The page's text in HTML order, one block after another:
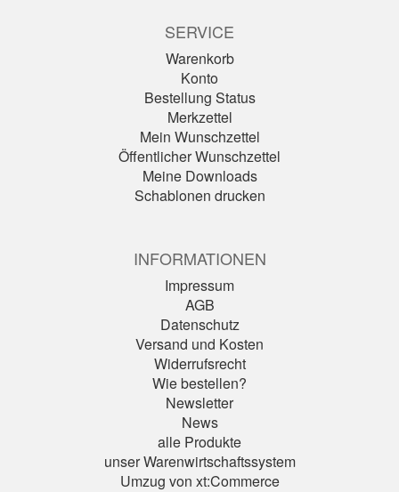
SERVICE
Warenkorb
Konto
Bestellung Status
Merkzettel
Mein Wunschzettel
Öffentlicher Wunschzettel
Meine Downloads
Schablonen drucken
INFORMATIONEN
Impressum
AGB
Datenschutz
Versand und Kosten
Widerrufsrecht
Wie bestellen?
Newsletter
News
alle Produkte
unser Warenwirtschaftssystem
Umzug von xt:Commerce